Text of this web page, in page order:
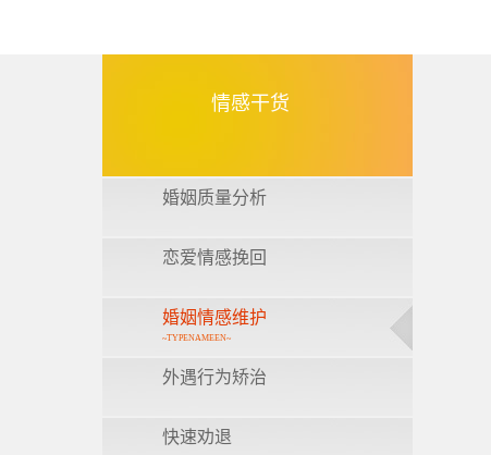
情感干货
婚姻质量分析
恋爱情感挽回
婚姻情感维护
~TYPENAMEEN~
外遇行为矫治
快速劝退